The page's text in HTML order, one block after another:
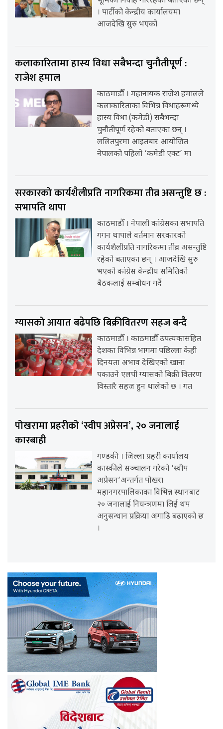
। पार्टीको केन्द्रीय कार्यालयमा
आजदेखि सुरु भएको
कलाकारितामा हास्य विधा सबैभन्दा चुनौतीपूर्ण :
राजेश हमाल
काठमाडौँ । महानायक राजेश हमालले
कलाकारिताका विभिन्न विधाहरूमध्ये
हास्य विधा (कमेडी) सबैभन्दा
चुनौतीपूर्ण रहेको बताएका छन् ।
ललितपुरमा आइतबार आयोजित
नेपालको पहिलो ‘कमेडी एक्ट’ मा
सरकारको कार्यशैलीप्रति नागरिकमा तीव्र असन्तुष्टि छ :
सभापति थापा
काठमाडौँ । नेपाली कांग्रेसका सभापति
गगन थापाले वर्तमान सरकारको
कार्यशैलीप्रति नागरिकमा तीव्र असन्तुष्टि
रहेको बताएका छन् । आजदेखि सुरु
भएको कांग्रेस केन्द्रीय समितिको
बैठकलाई सम्बोधन गर्दै
ग्यासको आयात बढेपछि बिक्रीवितरण सहज बन्दै
काठमाडौँ । काठमाडौँ उपत्यकासहित
देशका विभिन्न भागमा पछिल्ला केही
दिनयता अभाव देखिएको खाना
पकाउने एलपी ग्यासको बिक्री वितरण
विस्तारै सहज हुन थालेको छ । गत
पोखरामा प्रहरीको ‘स्वीप अप्रेसन’, २० जनालाई
कारबाही
गण्डकी । जिल्ला प्रहरी कार्यालय
कास्कीले सञ्चालन गरेको ‘स्वीप
अप्रेसन’अन्तर्गत पोखरा
महानगरपालिकाका विभिन्न स्थानबाट
२० जनालाई नियन्त्रणमा लिई थप
अनुसन्धान प्रक्रिया अगाडि बढाएको छ
।